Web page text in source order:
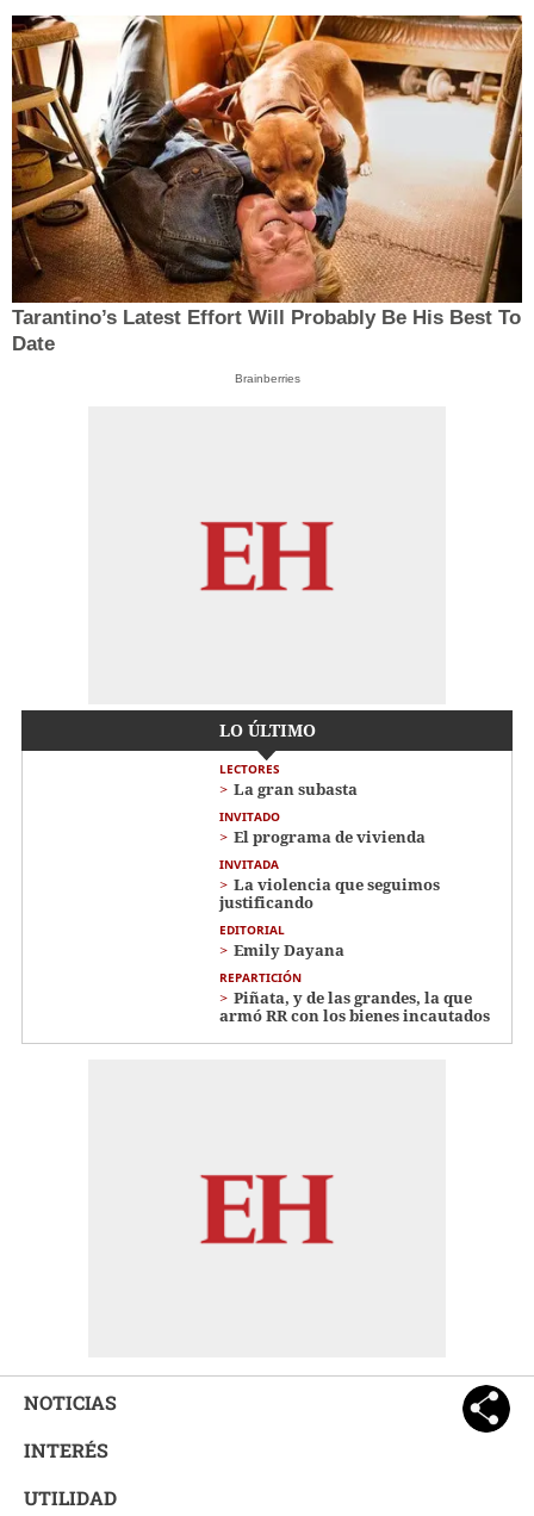
Tarantino’s Latest Effort Will Probably Be His Best To
Date
Brainberries
LO ÚLTIMO
LECTORES
La gran subasta
INVITADO
El programa de vivienda
INVITADA
La violencia que seguimos
justificando
EDITORIAL
Emily Dayana
REPARTICIÓN
Piñata, y de las grandes, la que
armó RR con los bienes incautados
NOTICIAS
INTERÉS
UTILIDAD